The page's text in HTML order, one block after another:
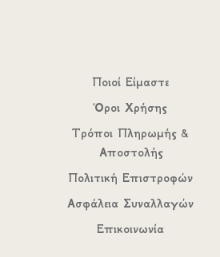
Ποιοί Είμαστε
Όροι Χρήσης
Τρόποι Πληρωμής &
Αποστολής
Πολιτική Επιστροφών
Ασφάλεια Συναλλαγών
Επικοινωνία